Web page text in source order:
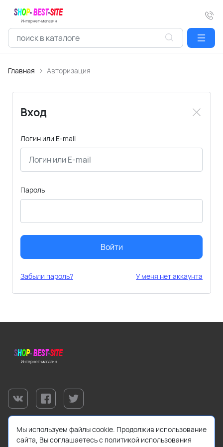
Интернет-магазин
Главная Авторизация
Вход
Логин или E-mail
Пароль
Войти
Забыли пароль? У меня нет аккаунта
Интернет-магазин
Мы используем файлы cookie. Продолжив использование
сайта, Вы соглашаетесь с политикой использования